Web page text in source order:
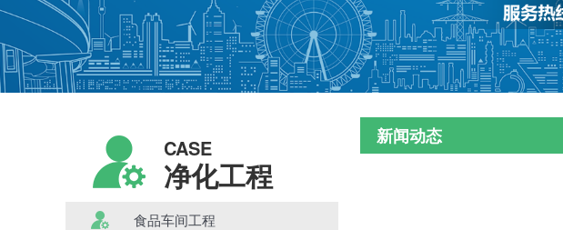
CASE
净化工程
食品车间工程
新闻动态